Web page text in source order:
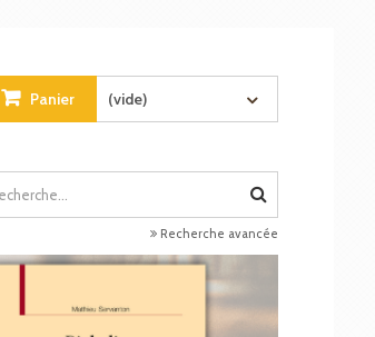
Panier (vide)
Recherche avancée